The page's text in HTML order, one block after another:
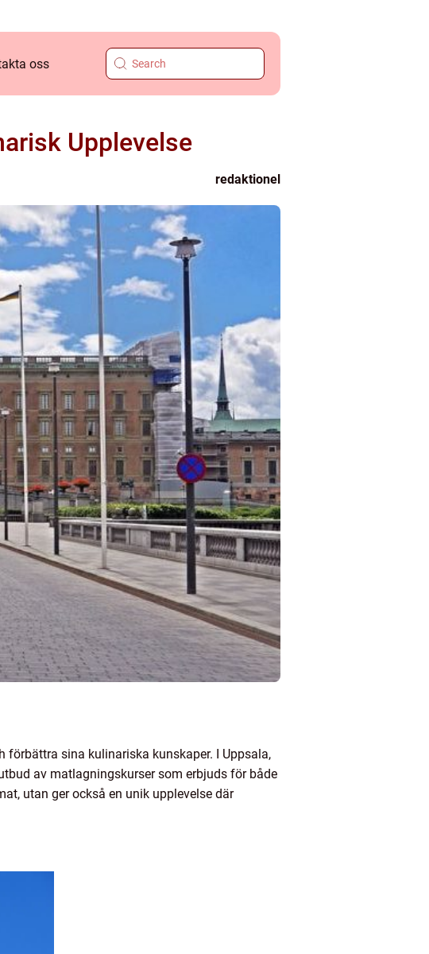
oss
Upplevelse
redaktionel
sina kulinariska kunskaper. I Uppsala,
av matlagningskurser som erbjuds för både
utan ger också en unik upplevelse där